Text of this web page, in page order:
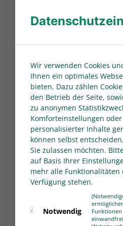
Start der
ist am 7.
Startschuss für die
Februar, wenn am
bei den Vereinen GSV
FC Viersen und Novesia
Besuchs mit
Prämierungen
22. Februar werden auch
Westfalen alle
angesteuert. Die Klubs
Wir verwenden Cookies
Ihnen ein optimales
bieten. Dazu zählen
den Betrieb der Seite,
zu anonymen
Komforteinstellungen
personalisierter Inhalte
können selbst
Sie zulassen möchten.
auf Basis Ihrer
mehr alle Funktionalitäten
Verfügung stehen.
Notwendig